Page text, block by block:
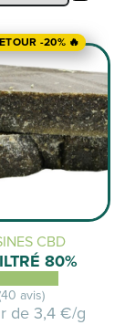
-20% 🔥
CBD
80%
avis)
de 3,4 €/g